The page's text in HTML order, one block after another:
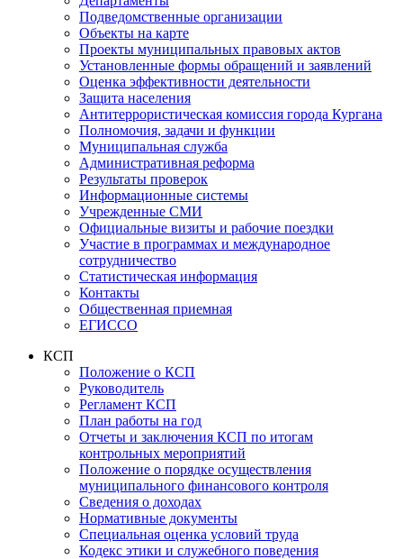
Подведомственные организации
Объекты на карте
Проекты муниципальных правовых актов
Установленные формы обращений и заявлений
Оценка эффективности деятельности
Защита населения
Антитеррористическая комиссия города Кургана
Полномочия, задачи и функции
Муниципальная служба
Административная реформа
Результаты проверок
Информационные системы
Учрежденные СМИ
Официальные визиты и рабочие поездки
Участие в программах и международное
сотрудничество
Статистическая информация
Контакты
Общественная приемная
ЕГИССО
КСП
Положение о КСП
Руководитель
Регламент КСП
План работы на год
Отчеты и заключения КСП по итогам
контрольных мероприятий
Положение о порядке осуществления
муниципального финансового контроля
Сведения о доходах
Нормативные документы
Специальная оценка условий труда
Кодекс этики и служебного поведения